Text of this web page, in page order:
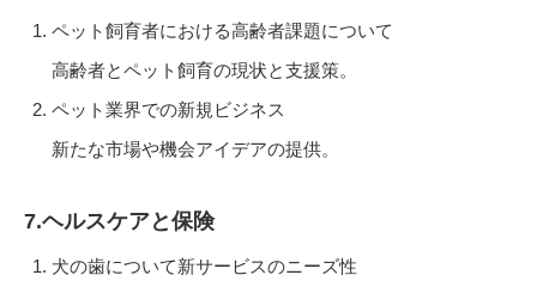
ペット飼育者における高齢者課題について
高齢者とペット飼育の現状と支援策。
ペット業界での新規ビジネス
新たな市場や機会アイデアの提供。
7.ヘルスケアと保険
犬の歯について新サービスのニーズ性